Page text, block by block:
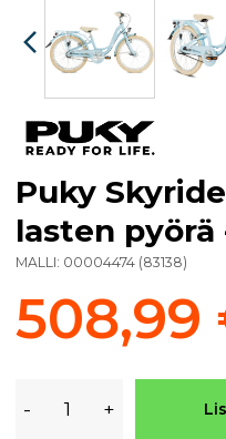
Puky
lasten pyörä
MALLI: 00004474 (83138)
508,99
- +